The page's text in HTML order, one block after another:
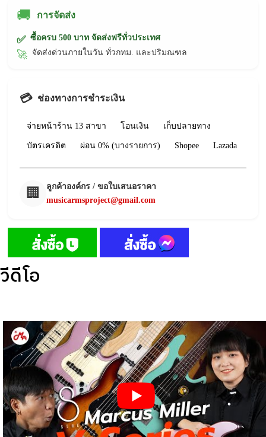
🚚 การจัดส่ง
✅ ซื้อครบ 500 บาท จัดส่งฟรีทั่วประเทศ
🚀 จัดส่งด่วนภายในวัน ทั่วกทม. และปริมณฑล
💳 ช่องทางการชำระเงิน
จ่ายหน้าร้าน 13 สาขา โอนเงิน เก็บปลายทาง
บัตรเครดิต ผ่อน 0% (บางรายการ) Shopee Lazada
🏢
ลูกค้าองค์กร / ขอใบเสนอราคา
musicarmsproject@gmail.com
วีดีโอ